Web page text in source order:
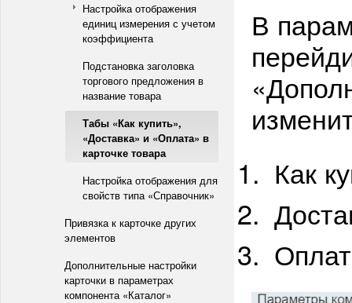
Настройка отображения
единиц измерения с учетом
коэффициента
Подстановка заголовка
торгового предложения в
название товара
Табы «Как купить»,
«Доставка» и «Оплата» в
карточке товара
Настройка отображения для
свойств типа «Справочник»
Привязка к карточке других
элементов
Дополнительные настройки
карточки в параметрах
компонента «Каталог»
В
Как